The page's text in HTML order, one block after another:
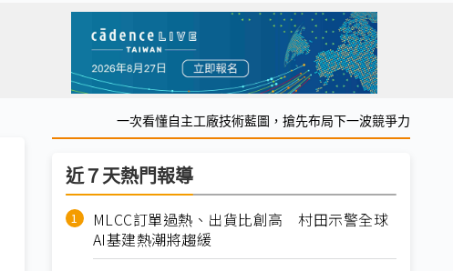
一次看懂自主工廠技術藍圖，搶先布局下一波競爭力
近７天熱門報導
MLCC訂單過熱、出貨比創高 村田示警全球
AI基建熱潮將趨緩